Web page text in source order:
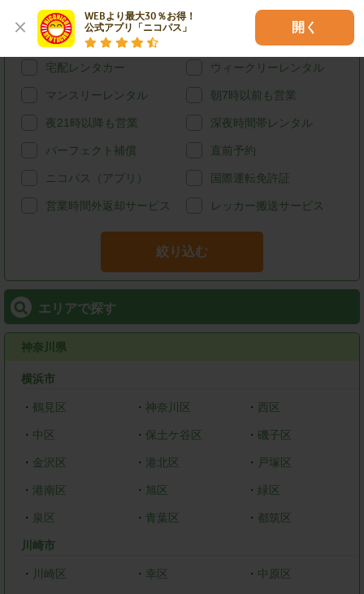
WEBより最大30％お得！
公式アプリ「ニコパス」
開く
カード決済 スタッドレス
給油可能 ETCレンタル
宅配レンタカー ウィークリーレンタル
マンスリーレンタル 朝7時以前も営業
夜21時以降も営業 深夜時間帯レンタル
パーフェクト補償 直前予約
ニコパス（アプリ） 国際運転免許証
営業時間外返却サービス レッカー搬送サービス
絞り込む
エリアで探す
神奈川県
横浜市
・ 鶴見区 ・ 神奈川区 ・ 西区
・ 中区 ・ 保土ケ谷区 ・磯子区
・ 金沢区 ・ 港北区 ・ 戸塚区
・ 港南区 ・ 旭区 ・ 緑区
・ 泉区 ・ 青葉区 ・ 都筑区
川崎市
・ 川崎区 ・ 幸区 ・ 中原区